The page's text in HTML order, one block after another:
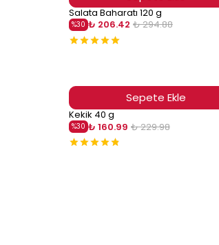
Salata Baharatı 120 g
%30 ₺ 206.42 ₺ 294.88
Sepete Ekle
Kekik 40 g
%30 ₺ 160.99 ₺ 229.98